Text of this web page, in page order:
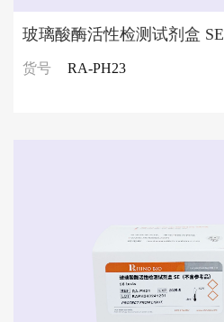
玻璃酸酶活性检测试剂盒 SE
货号 RA-PH23